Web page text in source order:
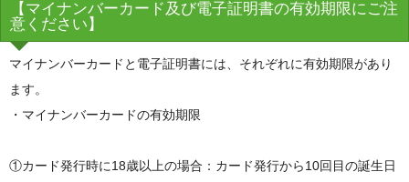
【マイナンバーカード及び電子証明書の有効期限にご注
意ください】
マイナンバーカードと電子証明書には、それぞれに有効期限があり
ます。
・マイナンバーカードの有効期限
①カード発行時に18歳以上の場合：カード発行から10回目の誕生日